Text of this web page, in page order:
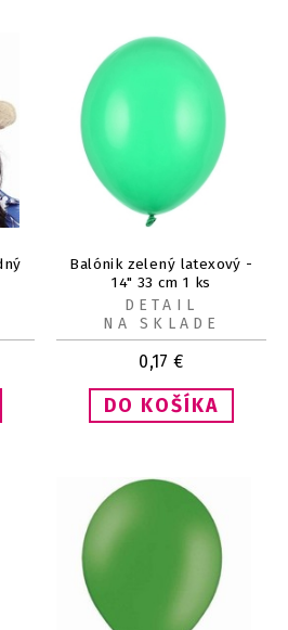
Balónik zelený latexový -
14" 33 cm 1 ks
0,17 €
DETAIL
NA SKLADE